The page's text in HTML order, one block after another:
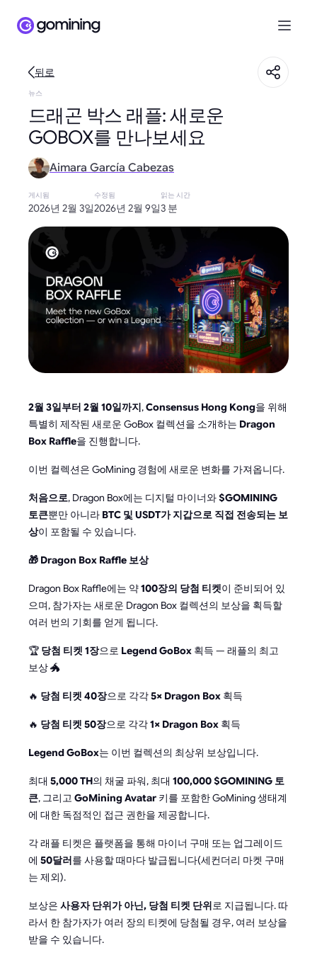
뒤로
뉴스
드래곤 박스 래플: 새로운
GOBOX를 만나보세요
Aimara García Cabezas
게시됨
2026년 2월 3일
수정됨
2026년 2월 9일
읽는 시간
3 분
2월 3일부터 2월 10일까지,Consensus Hong Kong을 위해
특별히 제작된 새로운 GoBox 컬렉션을 소개하는 Dragon
Box Raffle을 진행합니다.
이번 컬렉션은 GoMining 경험에 새로운 변화를 가져옵니다.
처음으로, Dragon Box에는 디지털 마이너와$GOMINING
토큰뿐만 아니라 BTC 및 USDT가 지갑으로 직접 전송되는 보
상이 포함될 수 있습니다.
🎁 Dragon Box Raffle 보상
Dragon Box Raffle에는 약100장의 당첨 티켓이 준비되어 있
으며, 참가자는 새로운 Dragon Box 컬렉션의 보상을 획득할
여러 번의 기회를 얻게 됩니다.
🏆 당첨 티켓 1장으로 Legend GoBox 획득 — 래플의 최고
보상 🐲
🔥 당첨 티켓 40장으로 각각5× Dragon Box 획득
🔥 당첨 티켓 50장으로 각각1× Dragon Box 획득
Legend GoBox는 이번 컬렉션의 최상위 보상입니다.
최대 5,000 TH의 채굴 파워, 최대 100,000 $GOMINING 토
큰, 그리고 GoMining Avatar 키를 포함한 GoMining 생태계
에 대한 독점적인 접근 권한을 제공합니다.
각 래플 티켓은 플랫폼을 통해 마이너 구매 또는 업그레이드
에 50달러를 사용할 때마다 발급됩니다(세컨더리 마켓 구매
는 제외).
보상은 사용자 단위가 아닌, 당첨 티켓 단위로 지급됩니다. 따
라서 한 참가자가 여러 장의 티켓에 당첨될 경우, 여러 보상을
받을 수 있습니다.